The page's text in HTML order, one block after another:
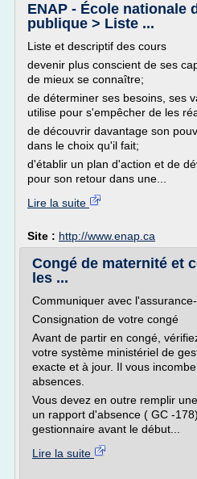
ENAP - École nationale
publique > Liste ...
Liste et descriptif des cours
devenir plus conscient de ses
de mieux se connaître;
de déterminer ses besoins, ses
utilise pour s'empêcher de les
de découvrir davantage son
dans le choix qu'il fait;
d'établir un plan d'action et de
pour son retour dans une...
Lire la suite
Site : http://www.enap.ca
Congé de maternité et
les ...
Communiquer avec
Consignation de votre congé
Avant de partir en congé,
votre système ministériel de
exacte et à jour. Il vous
absences.
Vous devez en outre remplir
un rapport d'absence ( GC -
gestionnaire avant le début...
Lire la suite